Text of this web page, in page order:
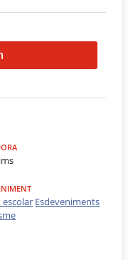
escolar Esdeveniments